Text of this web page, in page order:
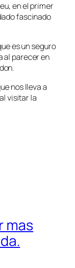
, en el primer
fascinado
es un seguro
al parecer en
.
nos lleva a
visitar la
mas